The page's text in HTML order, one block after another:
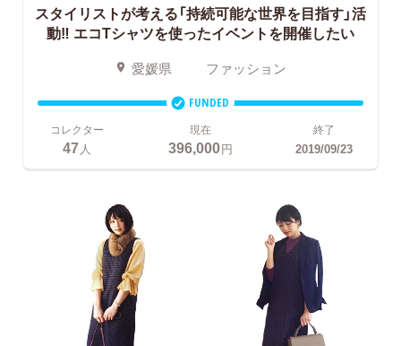
スタイリストが考える「持続可能な世界を目指す」活
動‼ エコTシャツを使ったイベントを開催したい
愛媛県 ファッション
FUNDED
コレクター
47人
現在
396,000円
終了
2019/09/23